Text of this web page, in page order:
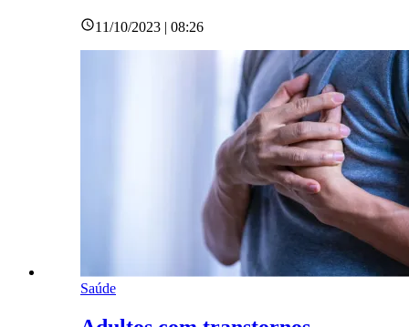
11/10/2023 | 08:26
Saúde